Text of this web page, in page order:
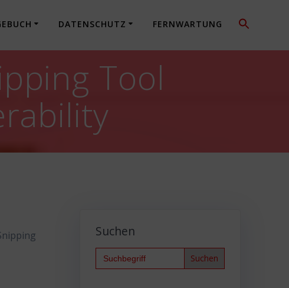
DATENSCHUTZ FERNWARTUNG
Tool
Suchen
Search
for: